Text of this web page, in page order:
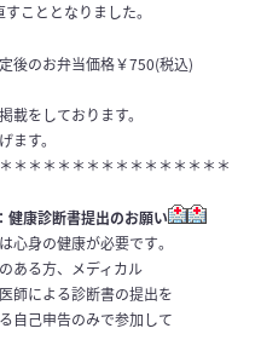
こととなりました。
後のお弁当価格￥750(税込)
をしております。
す。
＊＊＊＊＊＊＊＊＊＊＊＊＊＊＊
健康診断書提出のお願い
心身の健康が必要です。
ある方、メディカル
師による診断書の提出を
自己申告のみで参加して